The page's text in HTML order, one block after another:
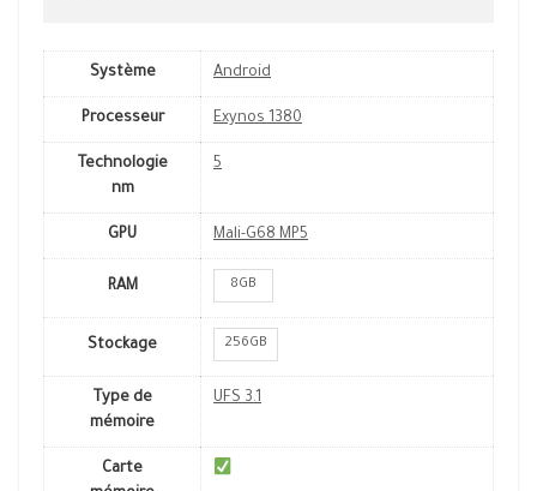
Système Android
Processeur Exynos 1380
Technologie
nm
5
GPU Mali-G68 MP5
RAM 8GB
Stockage 256GB
Type de
mémoire
UFS 3.1
Carte